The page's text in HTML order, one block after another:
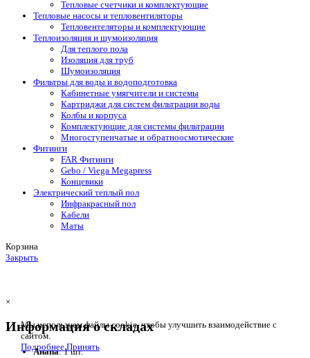
Тепловые счетчики и комплектующие
Тепловые насосы и тепловентиляторы
Тепловентеляторы и комплектующие
Теплоизоляция и шумоизоляция
Для теплого пола
Изоляция для труб
Шумоизоляция
Фильтры для воды и водоподготовка
Кабинетные умягчители и системы
Картриджи для систем фильтрации воды
Колбы и корпуса
Комплектующие для системы фильтрации
Многоступенчатые и обратноосмотические
Фитинги
FAR Фитинги
Gebo / Viega Megapress
Концевики
Электрический теплый пол
Инфракрасный пол
Кабели
Маты
Корзина
Закрыть
Мы используем файлы cookie, чтобы улучшить взаимодействие с
сайтом.
ПодробнееПринять
×
Информация о складах
Анапа: 1 шт.